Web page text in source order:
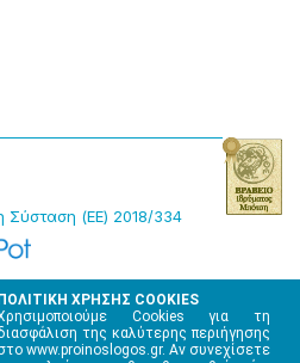
ΠΟΛΙΤΙΚΗ ΧΡΗΣΗΣ COOKIES
Cookies για τη
της καλύτερης περιήγησης
www.proinoslogos.gr. Αν συνεχίσετε
(ΕΕ) 2018/334
Μ.Η.Τ. 220242